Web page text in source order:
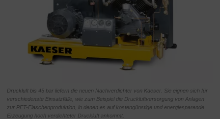
Druckluft bis 45 bar liefern die neuen Nachverdichter von Kaeser. Sie eignen sich für
verschiedenste Einsatzfälle, wie zum Beispiel die Druckluftversorgung von Anlagen
zur PET-Flaschenproduktion, in denen es auf kostengünstige und energiesparende
Erzeugung hoch verdichteter Druckluft ankommt.